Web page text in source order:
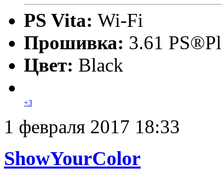
PS Vita: Wi-Fi
Прошивка: 3.61
Цвет: Black
+3
1 февраля 2017 18:33
ShowYourColor